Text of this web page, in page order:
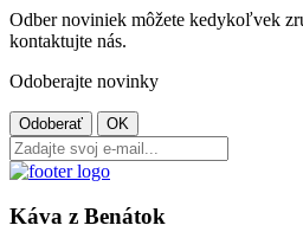
Odber noviniek môžete kedykoľvek
kontaktujte nás.
Odoberajte novinky
Káva z Benátok